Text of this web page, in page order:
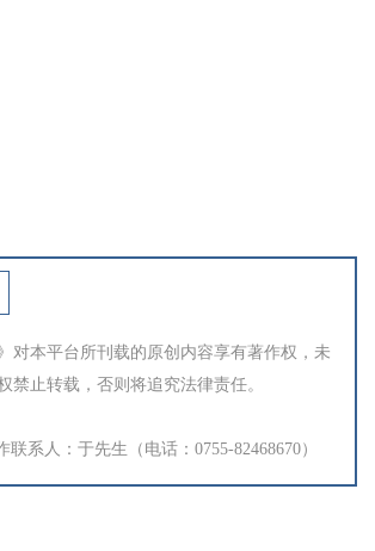
对本平台所刊载的原创内容享有著作权，未
禁止转载，否则将追究法律责任。
联系人：于先生（电话：0755-82468670）